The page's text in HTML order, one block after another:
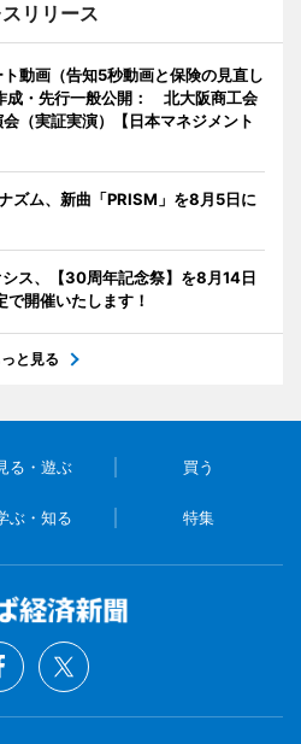
リリース
動画（告知5秒動画と保険の見直し
成・先行一般公開： 北大阪商工会
（実証実演）【日本マネジメント
ズム、新曲「PRISM」を8月5日に
シス、【30周年記念祭】を8月14日
開催いたします！
っと見る
る・遊ぶ 買う
ぶ・知る 特集